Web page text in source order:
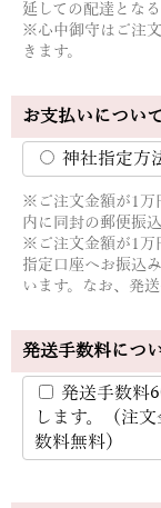
延しての配達とな
※心中御守はご注
きます。
お支払いについ
神社指定方
※ご注文金額が1万
内に同封の郵便振
※ご注文金額が1万
指定口座へお振込
います。なお、発
発送手数料につ
発送手数料
します。（注
数料無料）